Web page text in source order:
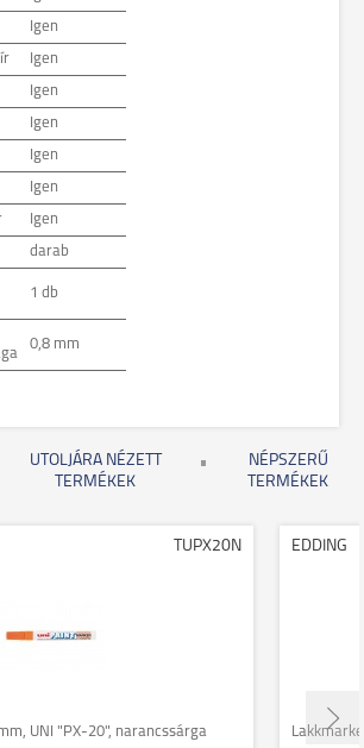
Igen
Igen
Igen
Igen
Igen
Igen
Igen
darab
1 db
0,8 mm
UTOLJÁRA NÉZETT
TERMÉKEK
NÉPSZERŰ
TERMÉKEK
TUPX20N
UNI "PX-20", narancssárga
EDDING